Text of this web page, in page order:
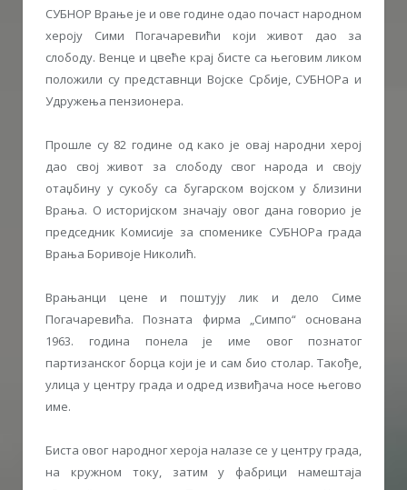
СУБНОР Врање је и ове године одао почаст народном
хероју Сими Погачаревићи који живот дао за
слободу. Венце и цвеће крај бисте са његовим ликом
положили су представнци Војске Србије, СУБНОРа и
Удружења пензионера.
Прошле су 82 године од како је овај народни херој
дао свој живот за слободу свог народа и своју
отаџбину у сукобу са бугарском војском у близини
Врања. О историјском значају овог дана говорио је
председник Комисије за споменике СУБНОРа града
Врања Боривоје Николић.
Врањанци цене и поштују лик и дело Симе
Погачаревића. Позната фирма „Симпо“ основана
1963. година понела је име овог познатог
партизанског борца који је и сам био столар. Такође,
улица у центру града и одред извиђача носе његово
име.
Биста овог народног хероја налазе се у центру града,
на кружном току, затим у фабрици намештаја